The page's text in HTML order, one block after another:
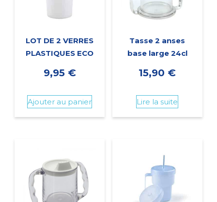
LOT DE 2 VERRES
PLASTIQUES ECO
9,95 €
Ajouter au panier
Tasse 2 anses
base large 24cl
15,90 €
Lire la suite